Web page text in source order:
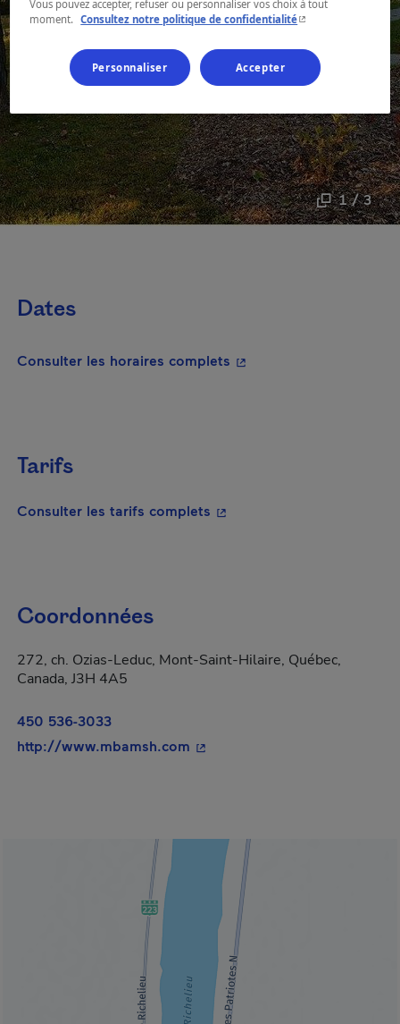
1 / 3
Dates
Consulter les horaires complets - Cet hyperlien
Tarifs
Consulter les tarifs complets - Cet hyperlien s'ouvrira
Coordonnées
272, ch. Ozias-Leduc, Mont-Saint-Hilaire, Québec,
Canada, J3H 4A5
450 536-3033
http://www.mbamsh.com - Cet hyperlien s'ouvrira dans
Vous pouvez accepter, refuser ou personnaliser vos choix à tout
moment.
Consultez notre politique de confidentialité- Cet hyperlien
Personnaliser Accepter